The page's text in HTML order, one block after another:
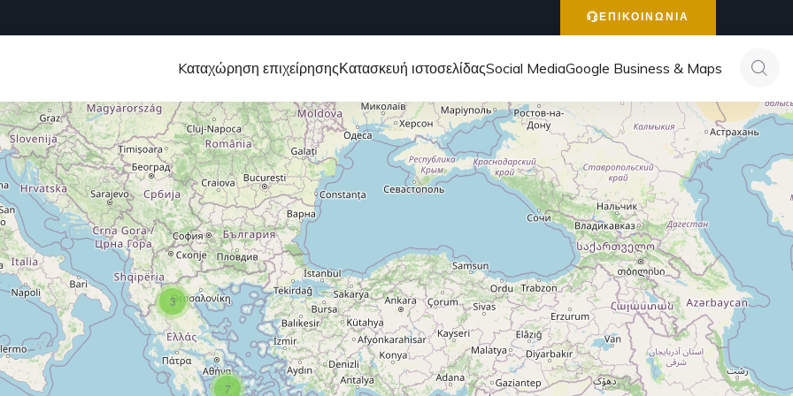
ΕΠΙΚΟΙΝΩΝΙΑ
Kαταχώρηση επιχείρησηςΚατασκευή ιστοσελίδαςSocial MediaGoogle Business & Maps
3
7